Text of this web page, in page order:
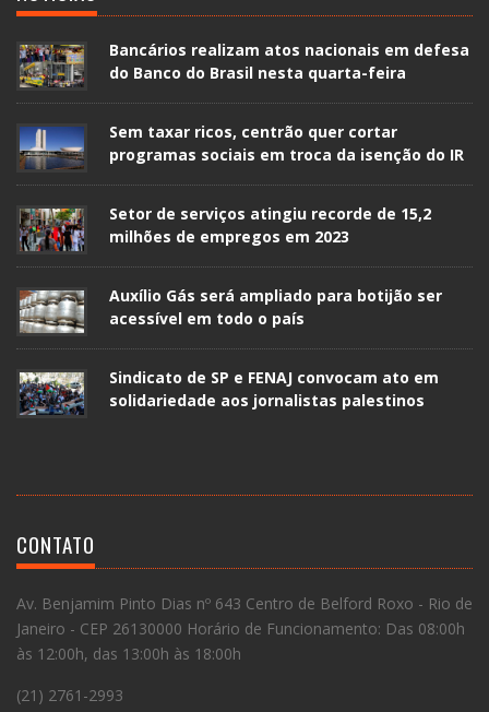
Bancários realizam atos nacionais em defesa
do Banco do Brasil nesta quarta-feira
Sem taxar ricos, centrão quer cortar
programas sociais em troca da isenção do IR
Setor de serviços atingiu recorde de 15,2
milhões de empregos em 2023
Auxílio Gás será ampliado para botijão ser
acessível em todo o país
Sindicato de SP e FENAJ convocam ato em
solidariedade aos jornalistas palestinos
CONTATO
Av. Benjamim Pinto Dias nº 643 Centro de Belford Roxo - Rio de
Janeiro - CEP 26130000 Horário de Funcionamento: Das 08:00h
às 12:00h, das 13:00h às 18:00h
(21) 2761-2993